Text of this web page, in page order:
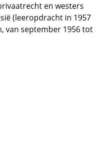
en westers
(leeropdracht in 1957
van september 1956 tot